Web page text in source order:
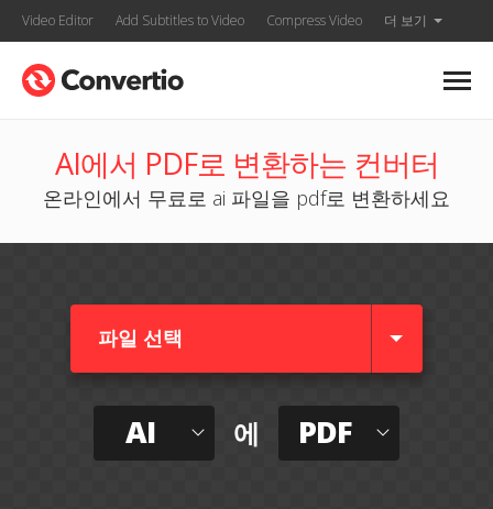
Video Editor Add Subtitles to Video Compress Video 더 보기
AI에서 PDF로 변환하는 컨버터
온라인에서 무료로 ai 파일을 pdf로 변환하세요
파일 선택
AI 에 PDF